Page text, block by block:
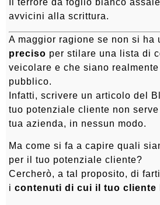
avvicini alla scrittura.
A maggior ragione se non si ha
preciso per stilare una lista di
veicolare e che siano
pubblico.
Infatti, scrivere un articolo del
tuo potenziale cliente non
tua azienda, in nessun modo.
Ma come si fa a capire quali
per il tuo potenziale cliente?
Cercherò, a tal proposito, di
i contenuti di cui il tuo cliente